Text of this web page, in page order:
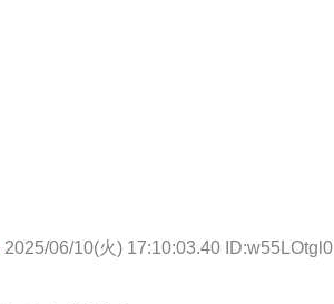
2025/06/10(火) 17:10:03.40 ID:w55LOtgl0